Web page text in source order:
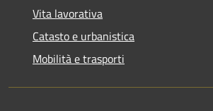
Vita lavorativa
Catasto e urbanistica
Mobilità e trasporti